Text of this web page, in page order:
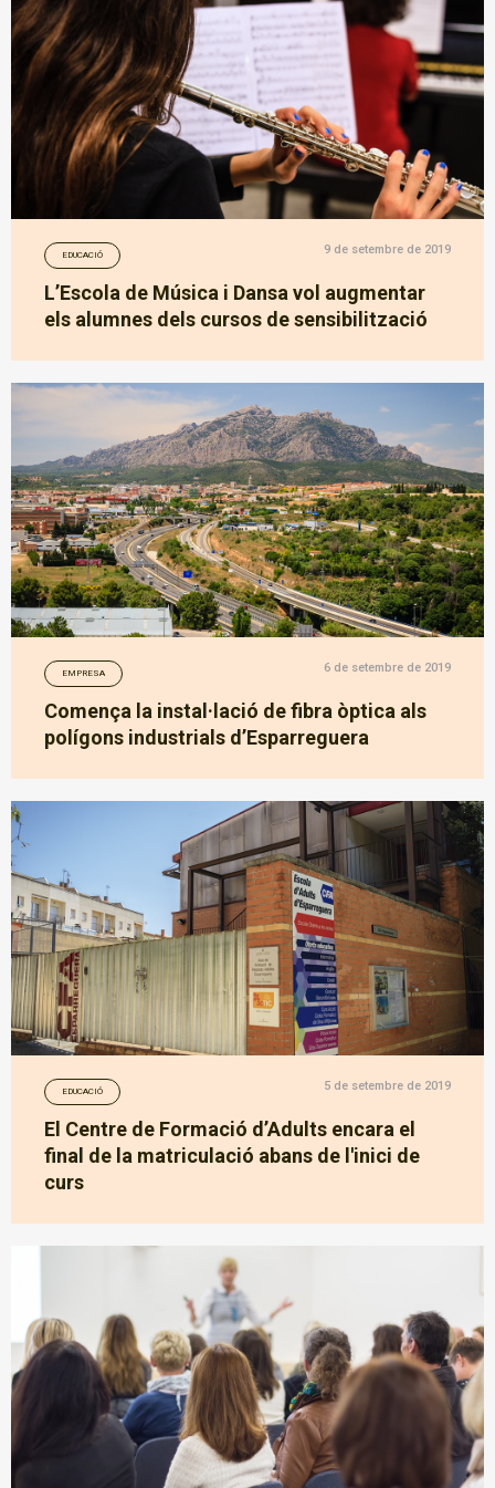
EDUCACIÓ 9 de setembre de 2019
L’Escola de Música i Dansa vol augmentar
els alumnes dels cursos de sensibilització
EMPRESA 6 de setembre de 2019
Comença la instal·lació de fibra òptica als
polígons industrials d’Esparreguera
EDUCACIÓ 5 de setembre de 2019
El Centre de Formació d’Adults encara el
final de la matriculació abans de l'inici de
curs